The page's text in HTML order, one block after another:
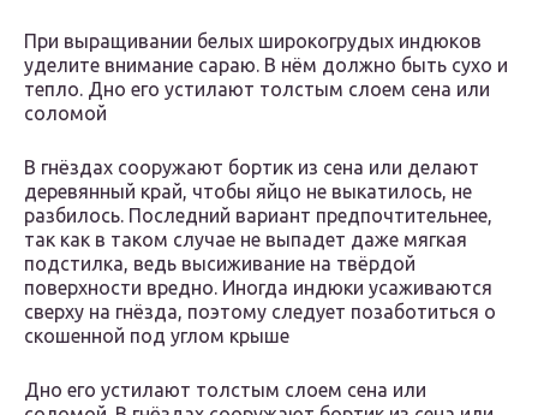
При выращивании белых широкогрудых индюков
уделите внимание сараю. В нём должно быть сухо и
тепло. Дно его устилают толстым слоем сена или
соломой
В гнёздах сооружают бортик из сена или делают
деревянный край, чтобы яйцо не выкатилось, не
разбилось. Последний вариант предпочтительнее,
так как в таком случае не выпадет даже мягкая
подстилка, ведь высиживание на твёрдой
поверхности вредно. Иногда индюки усаживаются
сверху на гнёзда, поэтому следует позаботиться о
скошенной под углом крыше
Дно его устилают толстым слоем сена или